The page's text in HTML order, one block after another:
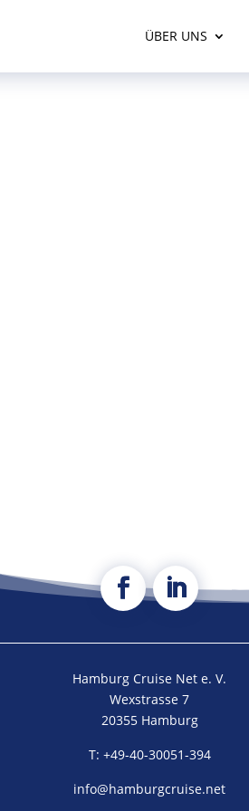
ÜBER UNS
Hamburg Cruise Net e. V.
Wexstrasse 7
20355 Hamburg
T: +49-40-30051-394
info@hamburgcruise.net